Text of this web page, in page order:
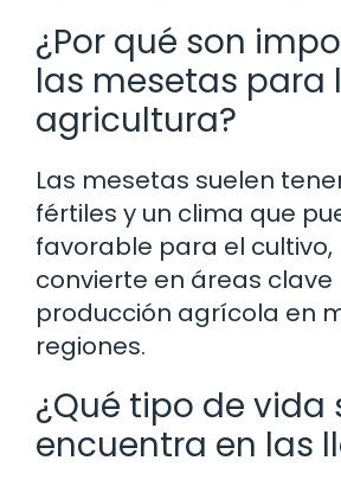
¿Por qué son
las mesetas para
agricultura?
Las mesetas suelen
fértiles y un clima que
favorable para el cultivo,
convierte en áreas clave
producción agrícola en
regiones.
¿Qué tipo de vida
encuentra en las